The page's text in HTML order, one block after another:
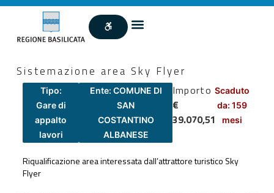
Sistemazione area Sky Flyer
Tipo:
Gare di
appalto
lavori
Ente: COMUNE DI
SAN
COSTANTINO
ALBANESE
Importo
€
39.070,51
Scaduto
da: 159
mesi
Riqualificazione area interessata dall’attrattore turistico Sky
Flyer